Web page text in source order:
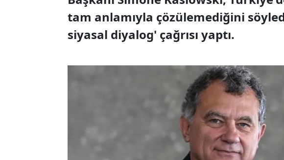
tam anlamıyla çözülemediğini
siyasal diyalog' çağrısı yaptı.